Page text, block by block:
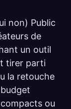
non) Public
de
un outil
tirer parti
la retouche
ou